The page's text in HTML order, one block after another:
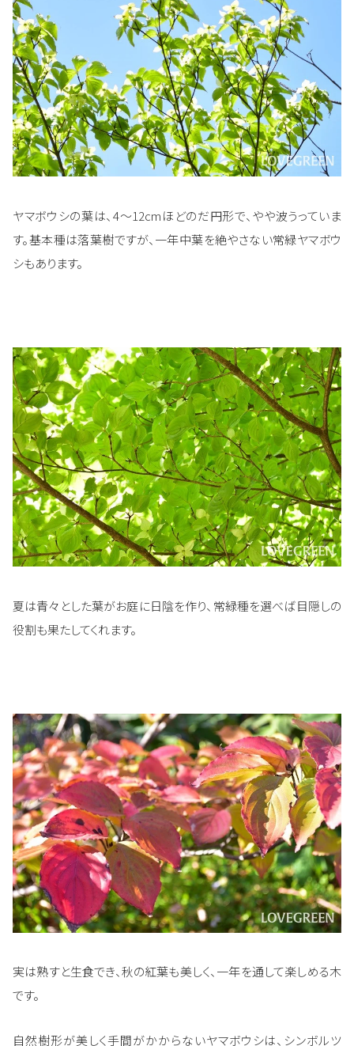
ヤマボウシの葉は、4～12cmほどのだ円形で、やや波うっていま
す。基本種は落葉樹ですが、一年中葉を絶やさない常緑ヤマボウ
シもあります。
夏は青々とした葉がお庭に日陰を作り、常緑種を選べば目隠しの
役割も果たしてくれます。
実は熟すと生食でき、秋の紅葉も美しく、一年を通して楽しめる木
です。
自然樹形が美しく手間がかからないヤマボウシは、シンボルツ